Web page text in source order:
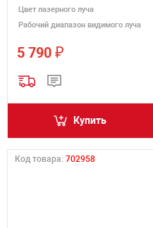
Цвет лазерного луча
Рабочий диапазон видимого луча
5 790 ₽
Купить
Код товара: 702958